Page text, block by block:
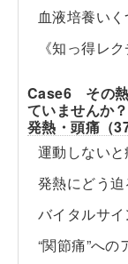
血液培養い
《知っ得レク
Case6 その熱
ていませんか？
発熱・頭痛（
運動しない
発熱にどう
バイタルサ
“関節痛”への